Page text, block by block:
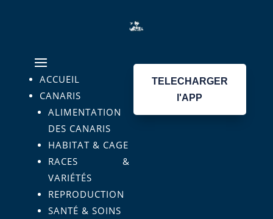
ACCUEIL
CANARIS
ALIMENTATION
DES CANARIS
HABITAT & CAGE
RACES &
VARIÉTÉS
REPRODUCTION
SANTÉ & SOINS
TELECHARGER
l'APP